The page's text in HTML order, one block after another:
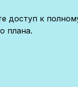
доступ к
плана.